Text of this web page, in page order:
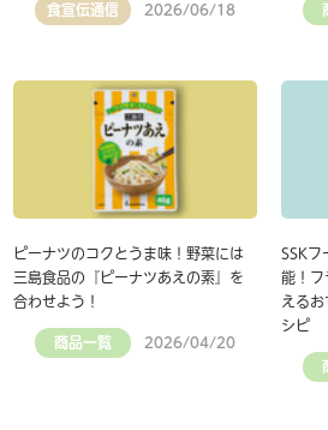
食宣伝通信 2026/06/18
ピーナツのコクとうま味！野菜には
三島食品の『ピーナツあえの素』を
合わせよう！
商品一覧 2026/04/20
SSKフ
能！フ
える
シピ